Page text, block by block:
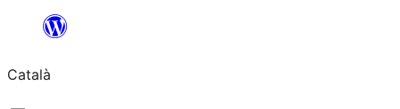
contingut
Català